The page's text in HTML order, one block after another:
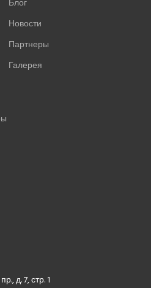
Новости
Партнеры
Галерея
д. 7, стр. 1